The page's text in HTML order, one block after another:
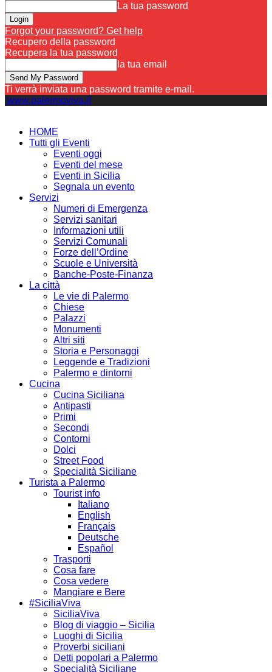
La tua password
Forgot your password? Get help
Recupero della password
Recupera la tua password
la tua email
Ti verrà inviata una password tramite e-mail.
www.palermoviva.it
HOME
Tutti gli Eventi
Eventi oggi
Eventi del mese
Eventi in Sicilia
Segnala un evento
Servizi
Numeri di Emergenza
Servizi sanitari
Informazioni utili
Servizi Comunali
Forze dell’Ordine
Scuole e Università
Banche-Poste-Finanza
La città
Le vie di Palermo
Chiese
Palazzi
Monumenti
Altri siti
Storia e Personaggi
Leggende e Tradizioni
Palermo e dintorni
Cucina
Cucina Siciliana
Antipasti
Primi
Secondi
Contorni
Dolci
Street Food
Specialità Siciliane
Turista a Palermo
Tourist info
Italiano
English
Français
Deutsche
Español
Trasporti
Cosa fare
Cosa vedere
Mangiare e Bere
#SiciliaViva
SiciliaViva
Blog di viaggio – Sicilia
Luoghi di Sicilia
Proverbi siciliani
Detti popolari a Palermo
Specialità Siciliane